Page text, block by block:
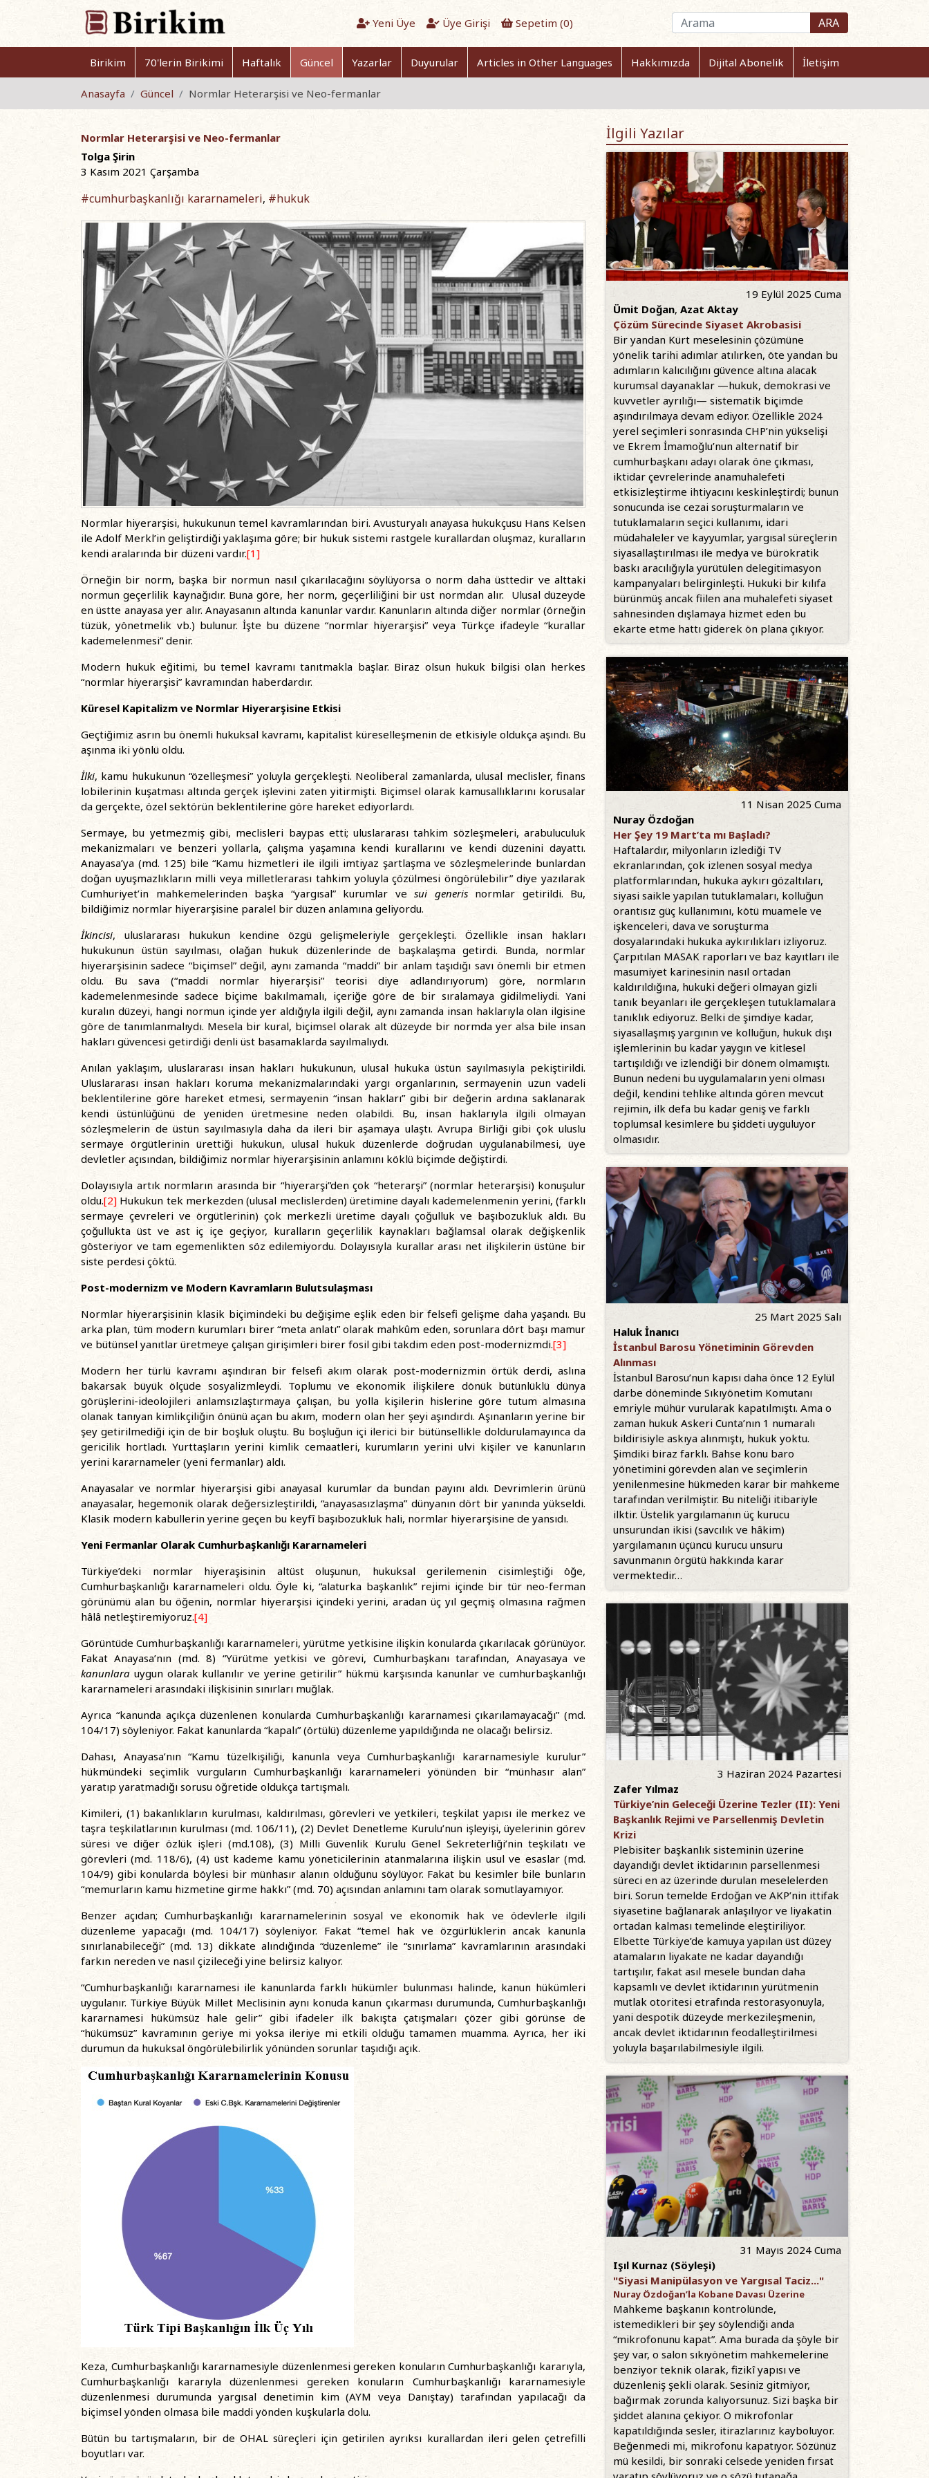
Yeni Üye Üye Girişi Sepetim (0) ARA
Birikim 70'lerin Birikimi Haftalık Güncel Yazarlar Duyurular Articles in Other Languages Hakkımızda Dijital Abonelik İletişim
Anasayfa Güncel Normlar Heterarşisi ve Neo-fermanlar
Normlar Heterarşisi ve Neo-fermanlar
Tolga Şirin
3 Kasım 2021 Çarşamba
#cumhurbaşkanlığı kararnameleri, #hukuk
Normlar hiyerarşisi, hukukunun temel kavramlarından biri. Avusturyalı anayasa hukukçusu Hans Kelsen
ile Adolf Merkl’in geliştirdiği yaklaşıma göre; bir hukuk sistemi rastgele kurallardan oluşmaz, kuralların
kendi aralarında bir düzeni vardır.[1]
Örneğin bir norm, başka bir normun nasıl çıkarılacağını söylüyorsa o norm daha üsttedir ve alttaki
normun geçerlilik kaynağıdır. Buna göre, her norm, geçerliliğini bir üst normdan alır. Ulusal düzeyde
en üstte anayasa yer alır. Anayasanın altında kanunlar vardır. Kanunların altında diğer normlar (örneğin
tüzük, yönetmelik vb.) bulunur. İşte bu düzene “normlar hiyerarşisi” veya Türkçe ifadeyle “kurallar
kademelenmesi” denir.
Modern hukuk eğitimi, bu temel kavramı tanıtmakla başlar. Biraz olsun hukuk bilgisi olan herkes
“normlar hiyerarşisi” kavramından haberdardır.
Küresel Kapitalizm ve Normlar Hiyerarşisine Etkisi
Geçtiğimiz asrın bu önemli hukuksal kavramı, kapitalist küreselleşmenin de etkisiyle oldukça aşındı. Bu
aşınma iki yönlü oldu.
İlki, kamu hukukunun “özelleşmesi” yoluyla gerçekleşti. Neoliberal zamanlarda, ulusal meclisler, finans
lobilerinin kuşatması altında gerçek işlevini zaten yitirmişti. Biçimsel olarak kamusallıklarını korusalar
da gerçekte, özel sektörün beklentilerine göre hareket ediyorlardı.
Sermaye, bu yetmezmiş gibi, meclisleri baypas etti; uluslararası tahkim sözleşmeleri, arabuluculuk
mekanizmaları ve benzeri yollarla, çalışma yaşamına kendi kurallarını ve kendi düzenini dayattı.
Anayasa’ya (md. 125) bile “Kamu hizmetleri ile ilgili imtiyaz şartlaşma ve sözleşmelerinde bunlardan
doğan uyuşmazlıkların milli veya milletlerarası tahkim yoluyla çözülmesi öngörülebilir” diye yazılarak
Cumhuriyet’in mahkemelerinden başka “yargısal” kurumlar ve sui generisnormlar getirildi. Bu,
bildiğimiz normlar hiyerarşisine paralel bir düzen anlamına geliyordu.
İkincisi, uluslararası hukukun kendine özgü gelişmeleriyle gerçekleşti. Özellikle insan hakları
hukukunun üstün sayılması, olağan hukuk düzenlerinde de başkalaşma getirdi. Bunda, normlar
hiyerarşisinin sadece “biçimsel” değil, aynı zamanda “maddi” bir anlam taşıdığı savı önemli bir etmen
oldu. Bu sava (“maddi normlar hiyerarşisi” teorisi diye adlandırıyorum) göre, normların
kademelenmesinde sadece biçime bakılmamalı, içeriğe göre de bir sıralamaya gidilmeliydi. Yani
kuralın düzeyi, hangi normun içinde yer aldığıyla ilgili değil, aynı zamanda insan haklarıyla olan ilgisine
göre de tanımlanmalıydı. Mesela bir kural, biçimsel olarak alt düzeyde bir normda yer alsa bile insan
hakları güvencesi getirdiği denli üst basamaklarda sayılmalıydı.
Anılan yaklaşım, uluslararası insan hakları hukukunun, ulusal hukuka üstün sayılmasıyla pekiştirildi.
Uluslararası insan hakları koruma mekanizmalarındaki yargı organlarının, sermayenin uzun vadeli
beklentilerine göre hareket etmesi, sermayenin “insan hakları” gibi bir değerin ardına saklanarak
kendi üstünlüğünü de yeniden üretmesine neden olabildi. Bu, insan haklarıyla ilgili olmayan
sözleşmelerin de üstün sayılmasıyla daha da ileri bir aşamaya ulaştı. Avrupa Birliği gibi çok uluslu
sermaye örgütlerinin ürettiği hukukun, ulusal hukuk düzenlerde doğrudan uygulanabilmesi, üye
devletler açısından, bildiğimiz normlar hiyerarşisinin anlamını köklü biçimde değiştirdi.
Dolayısıyla artık normların arasında bir “hiyerarşi”den çok “heterarşi” (normlar heterarşisi) konuşulur
oldu.[2] Hukukun tek merkezden (ulusal meclislerden) üretimine dayalı kademelenmenin yerini, (farklı
sermaye çevreleri ve örgütlerinin) çok merkezli üretime dayalı çoğulluk ve başıbozukluk aldı. Bu
çoğullukta üst ve ast iç içe geçiyor, kuralların geçerlilik kaynakları bağlamsal olarak değişkenlik
gösteriyor ve tam egemenlikten söz edilemiyordu. Dolayısıyla kurallar arası net ilişkilerin üstüne bir
siste perdesi çöktü.
Post-modernizm ve Modern Kavramların Bulutsulaşması
Normlar hiyerarşisinin klasik biçimindeki bu değişime eşlik eden bir felsefi gelişme daha yaşandı. Bu
arka plan, tüm modern kurumları birer “meta anlatı” olarak mahkûm eden, sorunlara dört başı mamur
ve bütünsel yanıtlar üretmeye çalışan girişimleri birer fosil gibi takdim eden post-modernizmdi.[3]
Modern her türlü kavramı aşındıran bir felsefi akım olarak post-modernizmin örtük derdi, aslına
bakarsak büyük ölçüde sosyalizmleydi. Toplumu ve ekonomik ilişkilere dönük bütünlüklü dünya
görüşlerini-ideolojileri anlamsızlaştırmaya çalışan, bu yolla kişilerin hislerine göre tutum almasına
olanak tanıyan kimlikçiliğin önünü açan bu akım, modern olan her şeyi aşındırdı. Aşınanların yerine bir
şey getirilmediği için de bir boşluk oluştu. Bu boşluğun içi ilerici bir bütünsellikle doldurulamayınca da
gericilik hortladı. Yurttaşların yerini kimlik cemaatleri, kurumların yerini ulvi kişiler ve kanunların
yerini kararnameler (yeni fermanlar) aldı.
Anayasalar ve normlar hiyerarşisi gibi anayasal kurumlar da bundan payını aldı. Devrimlerin ürünü
anayasalar, hegemonik olarak değersizleştirildi, “anayasasızlaşma” dünyanın dört bir yanında yükseldi.
Klasik modern kabullerin yerine geçen bu keyfî başıbozukluk hali, normlar hiyerarşisine de yansıdı.
Yeni Fermanlar Olarak Cumhurbaşkanlığı Kararnameleri
Türkiye’deki normlar hiyeraşisinin altüst oluşunun, hukuksal gerilemenin cisimleştiği öğe,
Cumhurbaşkanlığı kararnameleri oldu. Öyle ki, “alaturka başkanlık” rejimi içinde bir tür neo-ferman
görünümü alan bu öğenin, normlar hiyerarşisi içindeki yerini, aradan üç yıl geçmiş olmasına rağmen
hâlâ netleştiremiyoruz.[4]
Görüntüde Cumhurbaşkanlığı kararnameleri, yürütme yetkisine ilişkin konularda çıkarılacak görünüyor.
Fakat Anayasa’nın (md. 8) “Yürütme yetkisi ve görevi, Cumhurbaşkanı tarafından, Anayasaya ve
kanunlara uygun olarak kullanılır ve yerine getirilir” hükmü karşısında kanunlar ve cumhurbaşkanlığı
kararnameleri arasındaki ilişkisinin sınırları muğlak.
Ayrıca “kanunda açıkça düzenlenen konularda Cumhurbaşkanlığı kararnamesi çıkarılamayacağı” (md.
104/17) söyleniyor. Fakat kanunlarda “kapalı” (örtülü) düzenleme yapıldığında ne olacağı belirsiz.
Dahası, Anayasa’nın “Kamu tüzelkişiliği, kanunla veya Cumhurbaşkanlığı kararnamesiyle kurulur”
hükmündeki seçimlik vurguların Cumhurbaşkanlığı kararnameleri yönünden bir “münhasır alan”
yaratıp yaratmadığı sorusu öğretide oldukça tartışmalı.
Kimileri, (1) bakanlıkların kurulması, kaldırılması, görevleri ve yetkileri, teşkilat yapısı ile merkez ve
taşra teşkilatlarının kurulması (md. 106/11), (2) Devlet Denetleme Kurulu’nun işleyişi, üyelerinin görev
süresi ve diğer özlük işleri (md.108), (3) Milli Güvenlik Kurulu Genel Sekreterliği’nin teşkilatı ve
görevleri (md. 118/6), (4) üst kademe kamu yöneticilerinin atanmalarına ilişkin usul ve esaslar (md.
104/9) gibi konularda böylesi bir münhasır alanın olduğunu söylüyor. Fakat bu kesimler bile bunların
“memurların kamu hizmetine girme hakkı” (md. 70) açısından anlamını tam olarak somutlayamıyor.
Benzer açıdan; Cumhurbaşkanlığı kararnamelerinin sosyal ve ekonomik hak ve ödevlerle ilgili
düzenleme yapacağı (md. 104/17) söyleniyor. Fakat “temel hak ve özgürlüklerin ancak kanunla
sınırlanabileceği” (md. 13) dikkate alındığında “düzenleme” ile “sınırlama” kavramlarının arasındaki
farkın nereden ve nasıl çizileceği yine belirsiz kalıyor.
“Cumhurbaşkanlığı kararnamesi ile kanunlarda farklı hükümler bulunması halinde, kanun hükümleri
uygulanır. Türkiye Büyük Millet Meclisinin aynı konuda kanun çıkarması durumunda, Cumhurbaşkanlığı
kararnamesi hükümsüz hale gelir” gibi ifadeler ilk bakışta çatışmaları çözer gibi görünse de
“hükümsüz” kavramının geriye mi yoksa ileriye mi etkili olduğu tamamen muamma. Ayrıca, her iki
durumun da hukuksal öngörülebilirlik yönünden sorunlar taşıdığı açık.
Keza, Cumhurbaşkanlığı kararnamesiyle düzenlenmesi gereken konuların Cumhurbaşkanlığı kararıyla,
Cumhurbaşkanlığı kararıyla düzenlenmesi gereken konuların Cumhurbaşkanlığı kararnamesiyle
düzenlenmesi durumunda yargısal denetimin kim (AYM veya Danıştay) tarafından yapılacağı da
biçimsel yönden olmasa bile maddi yönden kuşkularla dolu.
Bütün bu tartışmaların, bir de OHAL süreçleri için getirilen ayrıksı kurallardan ileri gelen çetrefilli
boyutları var.
İlgili Yazılar
19 Eylül 2025 Cuma
Ümit Doğan, Azat Aktay
Çözüm Sürecinde Siyaset Akrobasisi
Bir yandan Kürt meselesinin çözümüne
yönelik tarihi adımlar atılırken, öte yandan bu
adımların kalıcılığını güvence altına alacak
kurumsal dayanaklar —hukuk, demokrasi ve
kuvvetler ayrılığı— sistematik biçimde
aşındırılmaya devam ediyor. Özellikle 2024
yerel seçimleri sonrasında CHP’nin yükselişi
ve Ekrem İmamoğlu’nun alternatif bir
cumhurbaşkanı adayı olarak öne çıkması,
iktidar çevrelerinde anamuhalefeti
etkisizleştirme ihtiyacını keskinleştirdi; bunun
sonucunda ise cezai soruşturmaların ve
tutuklamaların seçici kullanımı, idari
müdahaleler ve kayyumlar, yargısal süreçlerin
siyasallaştırılması ile medya ve bürokratik
baskı aracılığıyla yürütülen delegitimasyon
kampanyaları belirginleşti. Hukuki bir kılıfa
bürünmüş ancak fiilen ana muhalefeti siyaset
sahnesinden dışlamaya hizmet eden bu
ekarte etme hattı giderek ön plana çıkıyor.
11 Nisan 2025 Cuma
Nuray Özdoğan
Her Şey 19 Mart’ta mı Başladı?
Haftalardır, milyonların izlediği TV
ekranlarından, çok izlenen sosyal medya
platformlarından, hukuka aykırı gözaltıları,
siyasi saikle yapılan tutuklamaları, kolluğun
orantısız güç kullanımını, kötü muamele ve
işkenceleri, dava ve soruşturma
dosyalarındaki hukuka aykırılıkları izliyoruz.
Çarpıtılan MASAK raporları ve baz kayıtları ile
masumiyet karinesinin nasıl ortadan
kaldırıldığına, hukuki değeri olmayan gizli
tanık beyanları ile gerçekleşen tutuklamalara
tanıklık ediyoruz. Belki de şimdiye kadar,
siyasallaşmış yargının ve kolluğun, hukuk dışı
işlemlerinin bu kadar yaygın ve kitlesel
tartışıldığı ve izlendiği bir dönem olmamıştı.
Bunun nedeni bu uygulamaların yeni olması
değil, kendini tehlike altında gören mevcut
rejimin, ilk defa bu kadar geniş ve farklı
toplumsal kesimlere bu şiddeti uyguluyor
olmasıdır.
25 Mart 2025 Salı
Haluk İnanıcı
İstanbul Barosu Yönetiminin Görevden
Alınması
İstanbul Barosu’nun kapısı daha önce 12 Eylül
darbe döneminde Sıkıyönetim Komutanı
emriyle mühür vurularak kapatılmıştı. Ama o
zaman hukuk Askeri Cunta’nın 1 numaralı
bildirisiyle askıya alınmıştı, hukuk yoktu.
Şimdiki biraz farklı. Bahse konu baro
yönetimini görevden alan ve seçimlerin
yenilenmesine hükmeden karar bir mahkeme
tarafından verilmiştir. Bu niteliği itibariyle
ilktir. Üstelik yargılamanın üç kurucu
unsurundan ikisi (savcılık ve hâkim)
yargılamanın üçüncü kurucu unsuru
savunmanın örgütü hakkında karar
vermektedir…
3 Haziran 2024 Pazartesi
Zafer Yılmaz
Türkiye’nin Geleceği Üzerine Tezler (II): Yeni
Başkanlık Rejimi ve Parsellenmiş Devletin
Krizi
Plebisiter başkanlık sisteminin üzerine
dayandığı devlet iktidarının parsellenmesi
süreci en az üzerinde durulan meselelerden
biri. Sorun temelde Erdoğan ve AKP’nin ittifak
siyasetine bağlanarak anlaşılıyor ve liyakatin
ortadan kalması temelinde eleştiriliyor.
Elbette Türkiye’de kamuya yapılan üst düzey
atamaların liyakate ne kadar dayandığı
tartışılır, fakat asıl mesele bundan daha
kapsamlı ve devlet iktidarının yürütmenin
mutlak otoritesi etrafında restorasyonuyla,
yani despotik düzeyde merkezileşmenin,
ancak devlet iktidarının feodalleştirilmesi
yoluyla başarılabilmesiyle ilgili.
31 Mayıs 2024 Cuma
Işıl Kurnaz (Söyleşi)
"Siyasi Manipülasyon ve Yargısal Taciz..."
Nuray Özdoğan’la Kobane Davası Üzerine
Mahkeme başkanın kontrolünde,
istemedikleri bir şey söylendiği anda
“mikrofonunu kapat”. Ama burada da şöyle bir
şey var, o salon sıkıyönetim mahkemelerine
benziyor teknik olarak, fizikî yapısı ve
düzenleniş şekli olarak. Sesiniz gitmiyor,
bağırmak zorunda kalıyorsunuz. Sizi başka bir
şiddet alanına çekiyor. O mikrofonlar
kapatıldığında sesler, itirazlarınız kayboluyor.
Beğenmedi mi, mikrofonu kapatıyor. Sözünüz
mü kesildi, bir sonraki celsede yeniden fırsat